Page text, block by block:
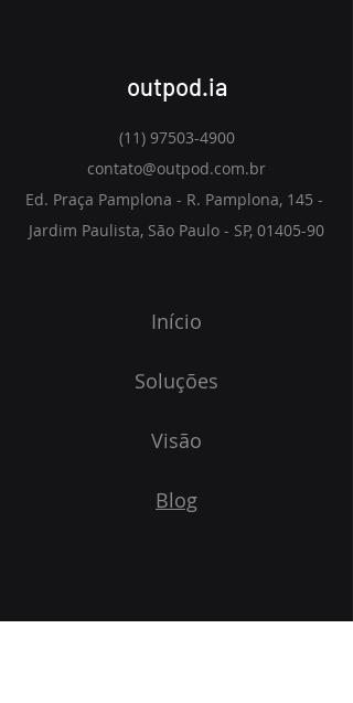
outpod.ia
(11) 97503-4900
contato@outpod.com.br
Ed. Praça Pamplona - R. Pamplona, 145 -
Jardim Paulista, São Paulo - SP, 01405-90
Início
Soluções
Visão
Blog